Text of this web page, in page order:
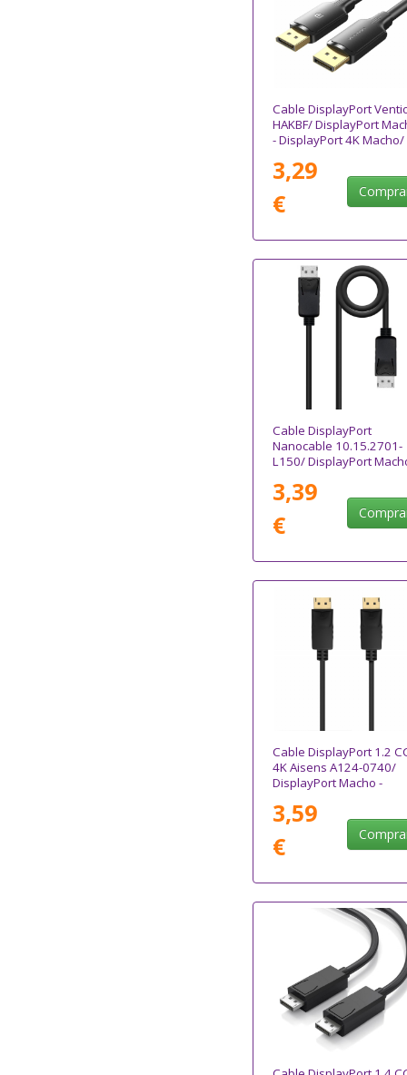
Cable DisplayPort
HAKBF/ DisplayPort
- DisplayPort 4K Macho/
3,29
€
Cable DisplayPort
Nanocable 10.15.2701-
L150/ DisplayPort
Negro
3,39
€
Cable DisplayPort 1.2
4K Aisens A124-0740/
DisplayPort Macho -
5W/ 2300Mbps/ 2m/
Negro
3,59
€